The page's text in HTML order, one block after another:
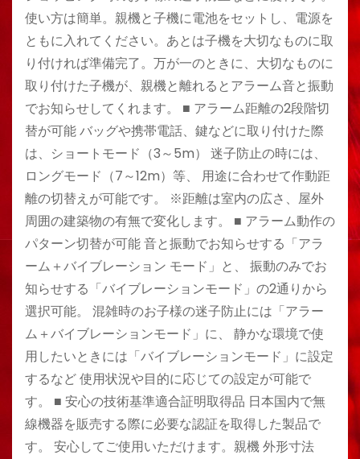
使い方は簡単。親機と子機に電池をセットし、電源を
ともに入れてください。あとは子機を大切なものに取
り付ければ準備完了。万が一のときに、大切なものに
取り付けた子機が、親機と離れるとアラーム音と振動
でお知らせしてくれます。 ■ アラーム距離の2段階切
替が可能 バッグや携帯電話、鍵などに取り付けた際
は、ショートモード（3～5m） 迷子防止の時には、
ロングモード（7～12m）等、 用途に合わせて作動距
離の切替えが可能です。 ※距離は室内の広さ、屋外
周囲の建築物の有無で変化します。 ■ アラーム動作の
パターン切替が可能 音と振動でお知らせする「アラ
ーム＋バイブレーション モード」と、 振動のみでお
知らせする「バイブレーションモード」の2通りから
選択可能。 混雑時のお子様の迷子防止には「アラー
ム＋バイブレーションモード」に、 静かな環境で使
用したいときには「バイブレーションモード」に設定
するなど 使用状況や目的に応じての設定が可能で
す。 ■ 安心の技術基準適合証明取得品 日本国内で無
線機器を販売する際に必要な認証を取得した製品で
す。 安心してご使用いただけます。親機 外形寸法